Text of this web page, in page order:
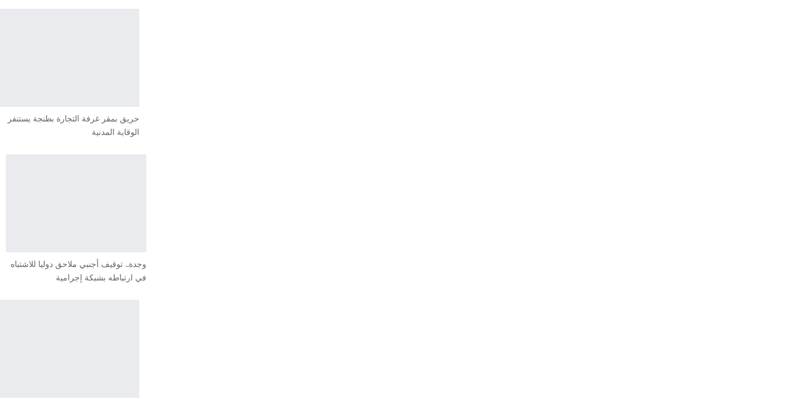
حريق بمقر غرفة التجارة بطنجة يستنفر
الوقاية المدنية
وجدة.. توقيف أجنبي ملاحق دوليا للاشتباه
في ارتباطه بشبكة إجرامية